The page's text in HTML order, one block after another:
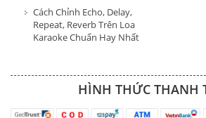
Cách Chỉnh Echo, Delay,
Repeat, Reverb Trên Loa
Karaoke Chuẩn Hay Nhất
HÌNH THỨC THANH